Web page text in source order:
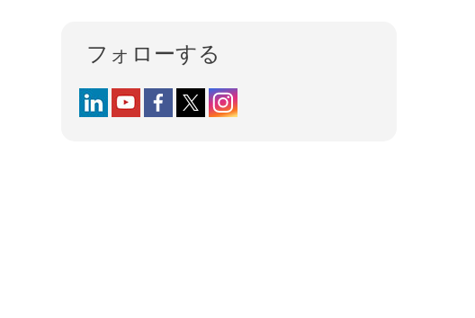
フォローする
Follow us on LinkedIn
Follow us on YouTube
Follow us on Facebook
Follow us on X (formerly Twitter)
Follow us on Instagram